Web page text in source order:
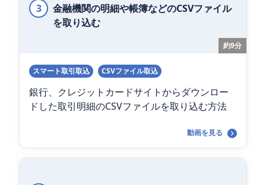
3
金融機関の明細や帳簿などのCSVファイル
を取り込む
約9分
スマート取引取込 CSVファイル取込
銀行、クレジットカードサイトからダウンロー
ドした取引明細のCSVファイルを取り込む方法
動画を見る